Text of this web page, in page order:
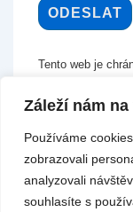
Záleží nám
Používáme
zobrazovali
analyzovali
souhlasíte s
Tento web je